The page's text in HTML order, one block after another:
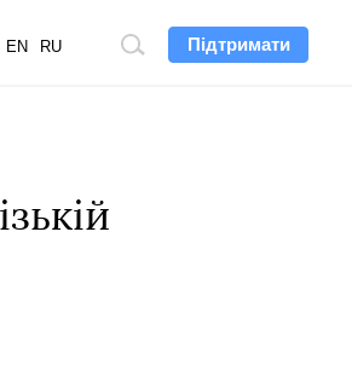
Підтримати
Пошук
EN RU